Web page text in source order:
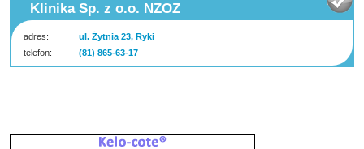
Klinika Sp. z o.o. NZOZ
adres:
ul. Żytnia 23, Ryki
telefon:
(81) 865-63-17